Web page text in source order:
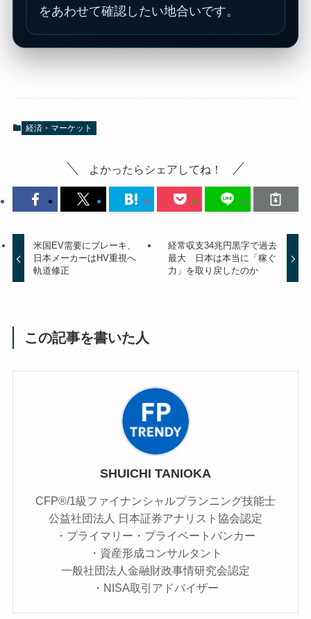
をあわせて確認したい地合いです。
経済・マーケット
よかったらシェアしてね！
米国EV需要にブレーキ、
日本メーカーはHV重視へ
軌道修正
経常収支34兆円黒字で過去
最大 日本は本当に「稼ぐ
力」を取り戻したのか
この記事を書いた人
SHUICHI TANIOKA
CFP®/1級ファイナンシャルプランニング技能士
公益社団法人 日本証券アナリスト協会認定
・プライマリー・プライベートバンカー
・資産形成コンサルタント
一般社団法人金融財政事情研究会認定
・NISA取引アドバイザー